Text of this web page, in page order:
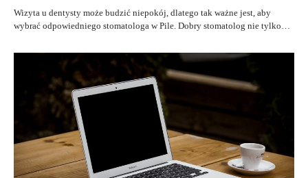
Wizyta u dentysty może budzić niepokój, dlatego tak ważne jest, aby
wybrać odpowiedniego stomatologa w Pile. Dobry stomatolog nie tylko…